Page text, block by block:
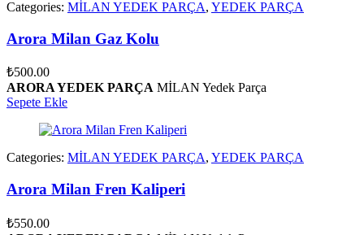
Categories: MİLAN YEDEK PARÇA, YEDEK PARÇA
Arora Milan Gaz Kolu
₺500.00
ARORA YEDEK PARÇA MİLAN Yedek Parça
Sepete Ekle
Categories: MİLAN YEDEK PARÇA, YEDEK PARÇA
Arora Milan Fren Kaliperi
₺550.00